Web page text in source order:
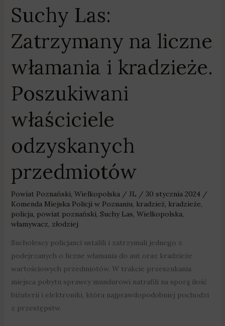
Suchy Las:
Zatrzymany na liczne
włamania i kradzieże.
Poszukiwani
właściciele
odzyskanych
przedmiotów
Powiat Poznański, Wielkopolska/ JL / 30 stycznia 2024 /
Komenda Miejska Policji w Poznaniu, kradzież, kradzieże,
policja, powiat poznański, Suchy Las, Wielkopolska,
włamywacz, złodziej
Sucholescy policjanci ustalili i zatrzymali jednego z
podejrzanych o liczne włamania do aut oraz kradzieże
wartościowych przedmiotów. W trakcie przeszukania
miejsca pobytu sprawcy mundurowi natrafili na sporą ilość
biżuterii i elektroniki, która najprawdopodobniej pochodzi
z przestępstw.
odzyskanych
przedmiotów